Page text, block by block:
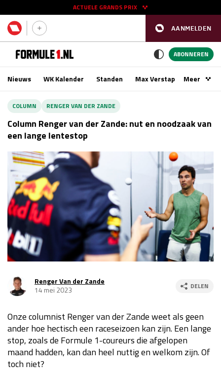
AANMELDEN
ACTUELE GRANDS PRIX
11 - 13 sep
Race
GP AZERBEIDZJAN 2026 24 - 26 sep
Kwalificatie
vr 14:00 - 15:00
Race
za 13:00 - 15:00
Kwalificatie
za 15:00 - 16:00
Race
zo 14:00 - 16:00
Kwalificatie
za 23:00 - 00:00
Race
zo 21:00 - 23:00
Kwalificatie
za 19:00 - 20:00
Race
ABONNEREN
Nieuws WK Kalender Standen Max VerstappenMeer
COLUMN RENGER VAN DER ZANDE
Column Renger van der Zande: nut en noodzaak van
een lange lentestop
Renger Van der Zande
14 mei 2023
DELEN
Onze columnist Renger van der Zande weet als geen
ander hoe hectisch een raceseizoen kan zijn. Een lange
stop, zoals de Formule 1-coureurs die afgelopen
maand hadden, kan dan heel nuttig en welkom zijn. Of
toch niet?